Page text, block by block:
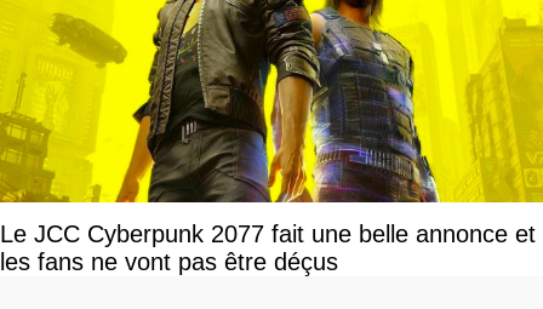
Le JCC Cyberpunk 2077 fait une belle annonce et
les fans ne vont pas être déçus